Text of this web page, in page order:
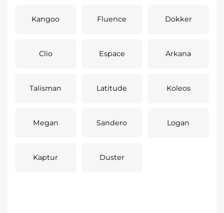
Kangoo Fluence Dokker
Clio Espace Arkana
Talisman Latitude Koleos
Megan Sandero Logan
Kaptur Duster